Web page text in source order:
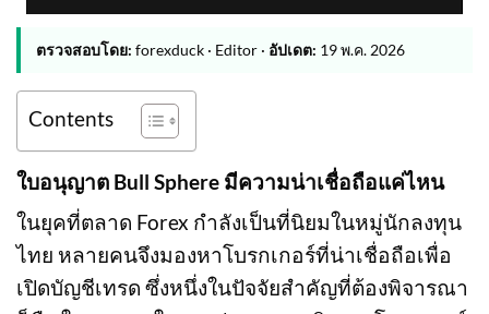
ตรวจสอบโดย: forexduck · Editor · อัปเดต: 19 พ.ค. 2026
Contents
ใบอนุญาต Bull Sphere มีความน่าเชื่อถือแค่ไหน
ในยุคที่ตลาด Forex กำลังเป็นที่นิยมในหมู่นักลงทุน
ไทย หลายคนจึงมองหาโบรกเกอร์ที่น่าเชื่อถือเพื่อ
เปิดบัญชีเทรด ซึ่งหนึ่งในปัจจัยสำคัญที่ต้องพิจารณา